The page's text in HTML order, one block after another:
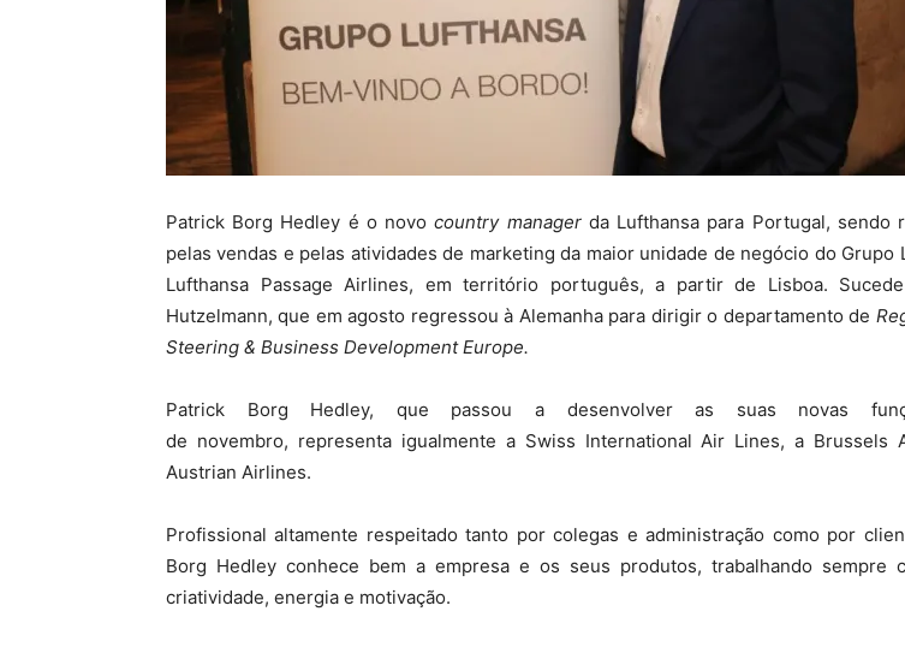
Patrick Borg Hedley é o novocountry managerda Lufthansa para Portugal, sendo
pelas vendas e pelas atividades de marketing da maior unidade de negócio do Grupo
Lufthansa Passage Airlines, em território português, a partir de Lisboa.
Hutzelmann, que em agosto regressou à Alemanha para dirigir o departamento de
Steering & Business Development Europe.
Patrick Borg Hedley, que passou a desenvolver as suas novas
de novembro, representa igualmente a Swiss International Air Lines, a Brussels
Austrian Airlines.
Profissional altamente respeitado tanto por colegas e administração como por
Borg Hedley conhece bem a empresa e os seus produtos, trabalhando sempre
criatividade, energia e motivação.